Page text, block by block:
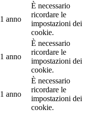
1 anno
È necessario
ricordare le
impostazioni dei
cookie.
1 anno
È necessario
ricordare le
impostazioni dei
cookie.
1 anno
È necessario
ricordare le
impostazioni dei
cookie.